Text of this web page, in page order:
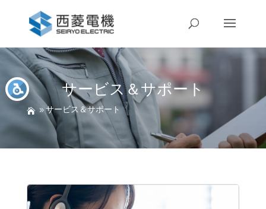
サービス＆サポート
サービス＆サポート